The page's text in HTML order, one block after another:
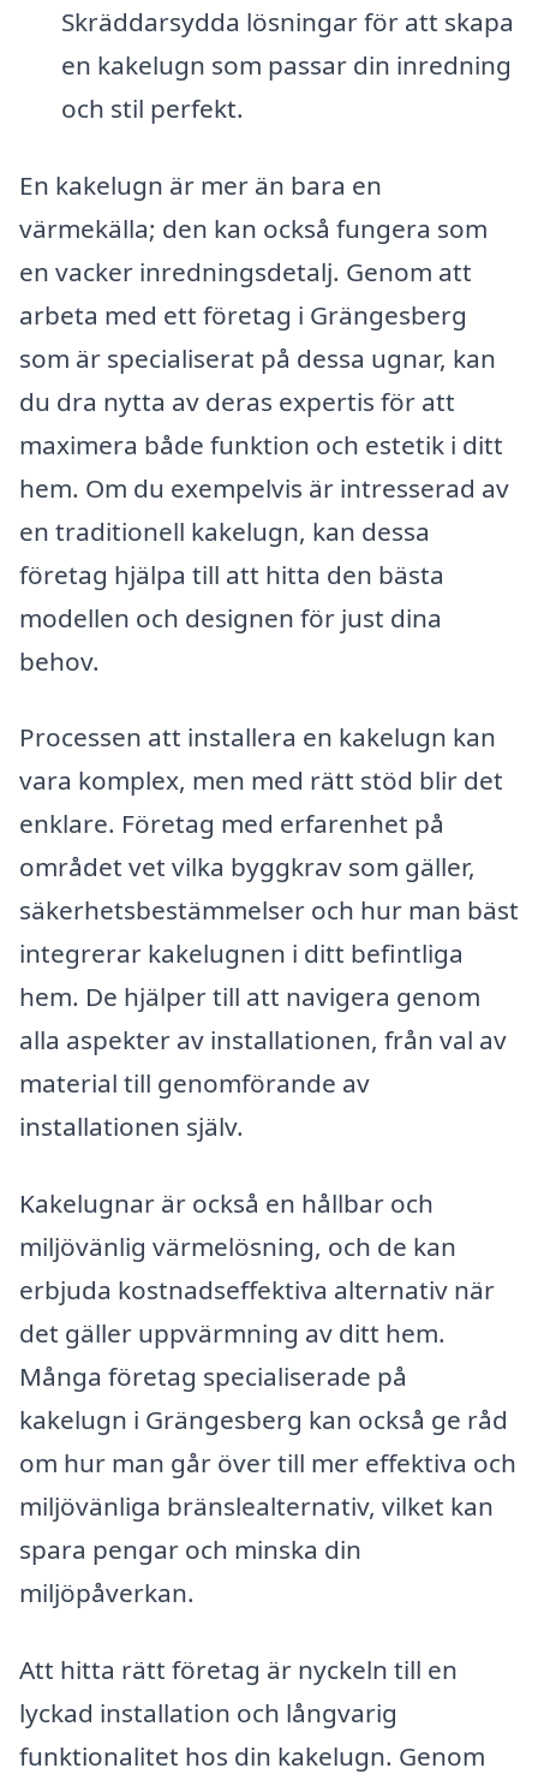
Skräddarsydda lösningar för att skapa
en kakelugn som passar din inredning
och stil perfekt.
En kakelugn är mer än bara en
värmekälla; den kan också fungera som
en vacker inredningsdetalj. Genom att
arbeta med ett företag i Grängesberg
som är specialiserat på dessa ugnar, kan
du dra nytta av deras expertis för att
maximera både funktion och estetik i ditt
hem. Om du exempelvis är intresserad av
en traditionell kakelugn, kan dessa
företag hjälpa till att hitta den bästa
modellen och designen för just dina
behov.
Processen att installera en kakelugn kan
vara komplex, men med rätt stöd blir det
enklare. Företag med erfarenhet på
området vet vilka byggkrav som gäller,
säkerhetsbestämmelser och hur man bäst
integrerar kakelugnen i ditt befintliga
hem. De hjälper till att navigera genom
alla aspekter av installationen, från val av
material till genomförande av
installationen själv.
Kakelugnar är också en hållbar och
miljövänlig värmelösning, och de kan
erbjuda kostnadseffektiva alternativ när
det gäller uppvärmning av ditt hem.
Många företag specialiserade på
kakelugn i Grängesberg kan också ge råd
om hur man går över till mer effektiva och
miljövänliga bränslealternativ, vilket kan
spara pengar och minska din
miljöpåverkan.
Att hitta rätt företag är nyckeln till en
lyckad installation och långvarig
funktionalitet hos din kakelugn. Genom